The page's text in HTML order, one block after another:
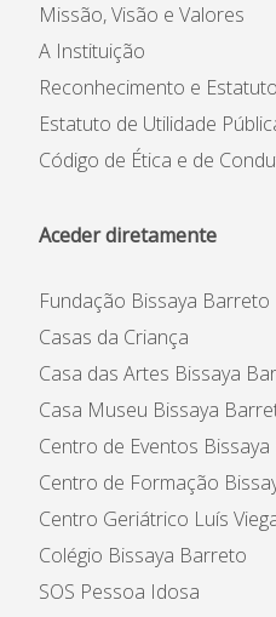
Missão, Visão e Valores
A Instituição
Reconhecimento e
Estatuto de Utilidade
Código de Ética e de
Aceder diretamente
Fundação Bissaya Barreto
Casas da Criança
Casa das Artes Bissaya
Casa Museu Bissaya
Centro de Eventos
Centro de Formação
Centro Geriátrico Luís
Colégio Bissaya Barreto
SOS Pessoa Idosa